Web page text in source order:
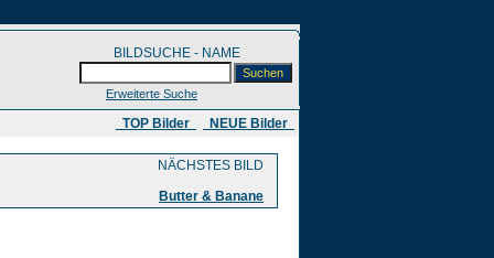
BILDSUCHE - NAME
Erweiterte Suche
​ TOP Bilder NEUE Bilder
NÄCHSTES BILD
Butter & Banane